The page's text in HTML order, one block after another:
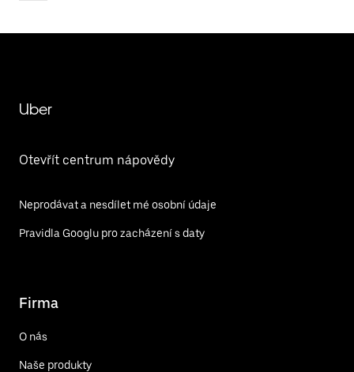
Uber
Otevřít centrum nápovědy
Neprodávat a nesdílet mé osobní údaje
Pravidla Googlu pro zacházení s daty
Firma
O nás
Naše produkty